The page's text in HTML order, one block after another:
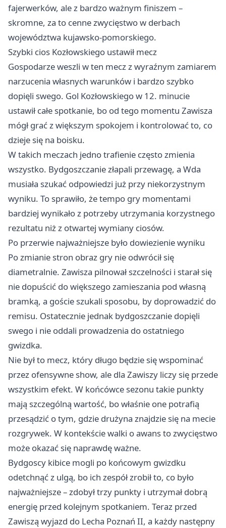
fajerwerków, ale z bardzo ważnym finiszem –
skromne, za to cenne zwycięstwo w derbach
województwa kujawsko-pomorskiego.
Szybki cios Kozłowskiego ustawił mecz
Gospodarze weszli w ten mecz z wyraźnym zamiarem
narzucenia własnych warunków i bardzo szybko
dopięli swego. Gol Kozłowskiego w 12. minucie
ustawił całe spotkanie, bo od tego momentu Zawisza
mógł grać z większym spokojem i kontrolować to, co
dzieje się na boisku.
W takich meczach jedno trafienie często zmienia
wszystko. Bydgoszczanie złapali przewagę, a Wda
musiała szukać odpowiedzi już przy niekorzystnym
wyniku. To sprawiło, że tempo gry momentami
bardziej wynikało z potrzeby utrzymania korzystnego
rezultatu niż z otwartej wymiany ciosów.
Po przerwie najważniejsze było dowiezienie wyniku
Po zmianie stron obraz gry nie odwrócił się
diametralnie. Zawisza pilnował szczelności i starał się
nie dopuścić do większego zamieszania pod własną
bramką, a goście szukali sposobu, by doprowadzić do
remisu. Ostatecznie jednak bydgoszczanie dopięli
swego i nie oddali prowadzenia do ostatniego
gwizdka.
Nie był to mecz, który długo będzie się wspominać
przez ofensywne show, ale dla Zawiszy liczy się przede
wszystkim efekt. W końcówce sezonu takie punkty
mają szczególną wartość, bo właśnie one potrafią
przesądzić o tym, gdzie drużyna znajdzie się na mecie
rozgrywek. W kontekście walki o awans to zwycięstwo
może okazać się naprawdę ważne.
Bydgoscy kibice mogli po końcowym gwizdku
odetchnąć z ulgą, bo ich zespół zrobił to, co było
najważniejsze – zdobył trzy punkty i utrzymał dobrą
energię przed kolejnym spotkaniem. Teraz przed
Zawiszą wyjazd do Lecha Poznań II, a każdy następny